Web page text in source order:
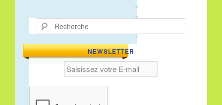
Recherche
NEWSLETTER